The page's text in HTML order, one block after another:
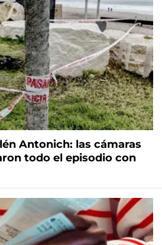
Antonich: las cámaras
todo el episodio con